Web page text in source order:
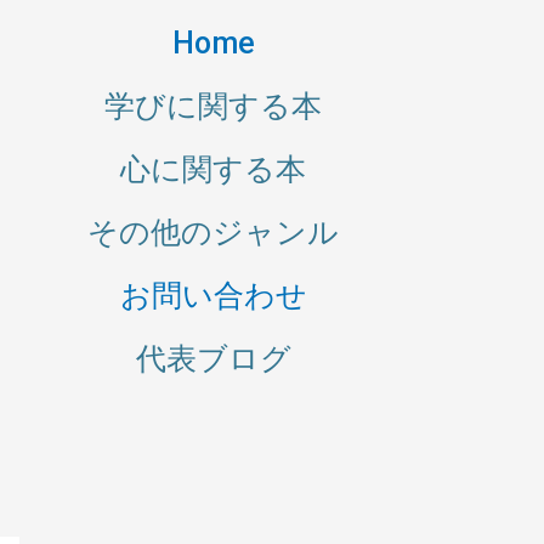
Home
学びに関する本
心に関する本
その他のジャンル
お問い合わせ
代表ブログ